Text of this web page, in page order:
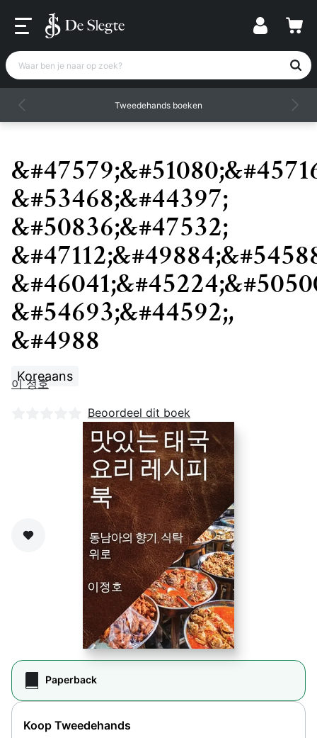
Waar ben je naar op zoek?
Tweedehands boeken
&#53468;&#44397;
&#50836;&#47532;
&#54693;&#44592;,
&#4988
Koreaans
이 정호
Nog geen beoordelingen
Beoordeel dit boek
Zet op verlanglijst
Paperback
Koop Tweedehands